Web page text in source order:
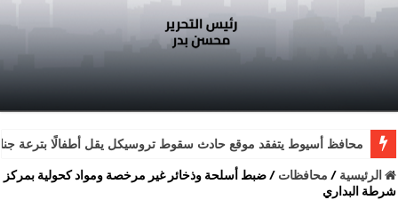
محافظ أسيوط يتفقد موقع حادث سقوط تروسيكل يقل أطفالًا بترعة
الرئيسية / محافظات /ضبط أسلحة وذخائر غير مرخصة ومواد كحولية بمركز
شرطة البداري